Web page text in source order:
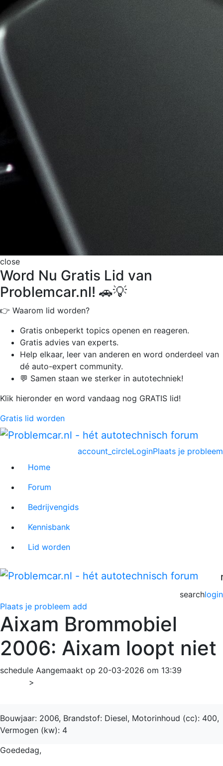
close
Word Nu Gratis Lid van
Problemcar.nl! 🚗💡
👉 Waarom lid worden?
Gratis onbeperkt topics openen en reageren.
Gratis advies van experts.
Help elkaar, leer van anderen en word onderdeel van
dé auto-expert community.
💬 Samen staan we sterker in autotechniek!
Klik hieronder en word vandaag nog GRATIS lid!
Gratis lid worden
Plaats je probleem
account_circleLogin
Home
Forum
Bedrijvengids
Kennisbank
Lid worden
login
search
Plaats je probleem add
Aixam Brommobiel
2006: Aixam loopt niet
schedule Aangemaakt op 20-03-2026 om 13:39
>
Bouwjaar: 2006, Brandstof: Diesel, Motorinhoud (cc): 400,
Vermogen (kw): 4
Goededag,